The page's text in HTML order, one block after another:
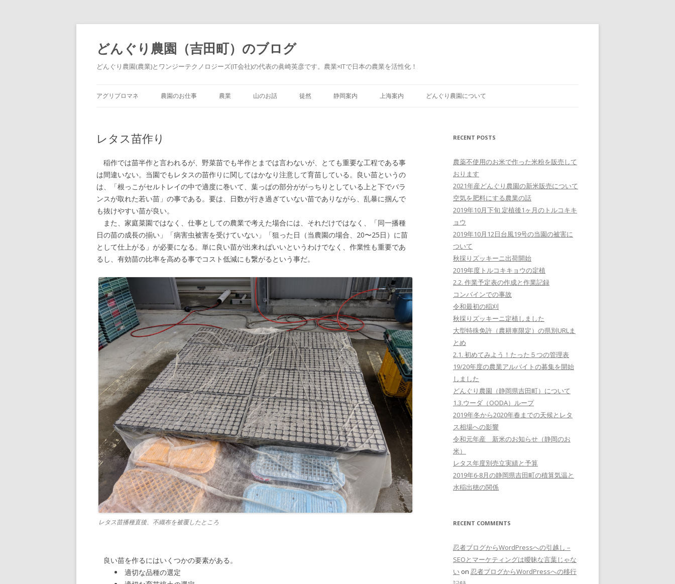
どんぐり農園（吉田町）のブログ
どんぐり農園(農業)とワンジーテクノロジーズ(IT会社)の代表の眞崎英彦です。農業×ITで日本の農業を活性化！
アグリプロマネ 農園のお仕事 農業 山のお話 徒然 静岡案内 上海案内 どんぐり農園について
レタス苗作り
稲作では苗半作と言われるが、野菜苗でも半作とまでは言わないが、とても重要な工程である事
は間違いない。当園でもレタスの苗作りに関してはかなり注意して育苗している。良い苗というの
は、「根っこがセルトレイの中で適度に巻いて、葉っぱの部分ががっちりとしている上と下でバラ
ンスが取れた若い苗」の事である。要は、日数が行き過ぎていない苗でありながら、乱暴に掴んで
も抜けやすい苗が良い。
また、家庭菜園ではなく、仕事としての農業で考えた場合には、それだけではなく、「同一播種
日の苗の成長の揃い」「病害虫被害を受けていない」「狙った日（当農園の場合、20〜25日）に苗
として仕上がる」が必要になる。単に良い苗が出来ればいいというわけでなく、作業性も重要であ
るし、有効苗の比率を高める事でコスト低減にも繋がるという事だ。
レタス苗播種直後、不織布を被覆したところ
良い苗を作るにはいくつかの要素がある。
適切な品種の選定
RECENT POSTS
農薬不使用のお米で作った米粉を販売して
おります
2021年産どんぐり農園の新米販売について
空気を肥料にする農業の話
2019年10月下旬 定植後1ヶ月のトルコキキ
ョウ
2019年10月12日台風19号の当園の被害に
ついて
秋採りズッキーニ出荷開始
2019年度トルコキキョウの定植
2.2. 作業予定表の作成と作業記録
コンバインでの事故
令和最初の稲刈
秋採りズッキーニ定植しました
大型特殊免許（農耕車限定）の県別URLま
とめ
2.1. 初めてみよう！たった５つの管理表
19/20年度の農業アルバイトの募集を開始
しました
どんぐり農園（静岡県吉田町）について
1.3.ウーダ（OODA）ループ
2019年冬から2020年春までの天候とレタ
ス相場への影響
令和元年産 新米のお知らせ（静岡のお
米）
レタス年度別売立実績と予算
2019年6-8月の静岡県吉田町の積算気温と
水稲出穂の関係
RECENT COMMENTS
忍者ブログからWordPressへの引越し –
SEOとマーケティングは曖昧な言葉じゃな
い on 忍者ブログからWordPressへの移行